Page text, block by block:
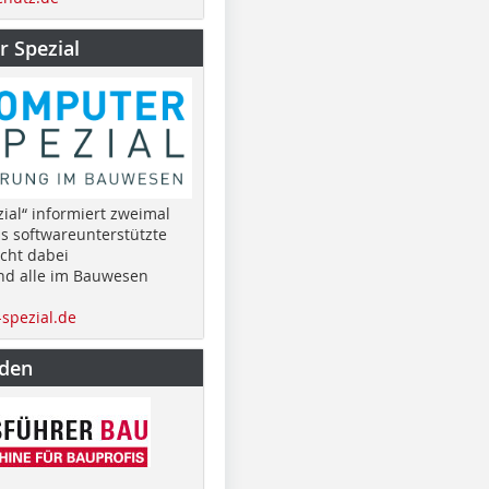
Spezial
informiert zweimal
softwareunterstützte
dabei
alle im Bauwesen